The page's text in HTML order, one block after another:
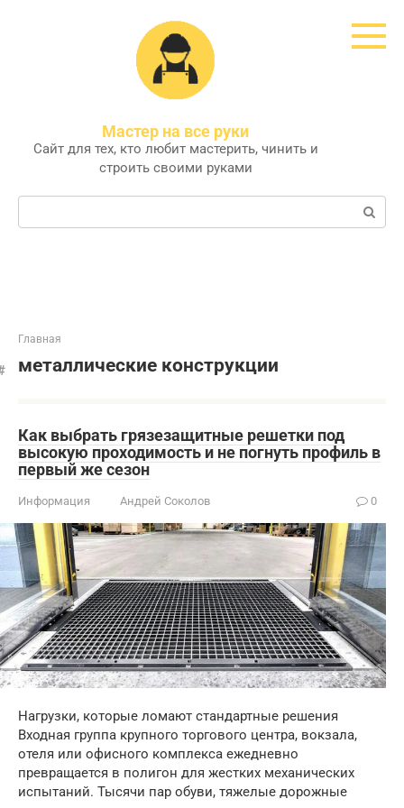
Мастер на все руки
Сайт для тех, кто любит мастерить, чинить и
строить своими руками
Поиск:
Главная
металлические конструкции
Как выбрать грязезащитные решетки под
высокую проходимость и не погнуть профиль в
первый же сезон
Информация Андрей Соколов 0
Нагрузки, которые ломают стандартные решения
Входная группа крупного торгового центра, вокзала,
отеля или офисного комплекса ежедневно
превращается в полигон для жестких механических
испытаний. Тысячи пар обуви, тяжелые дорожные